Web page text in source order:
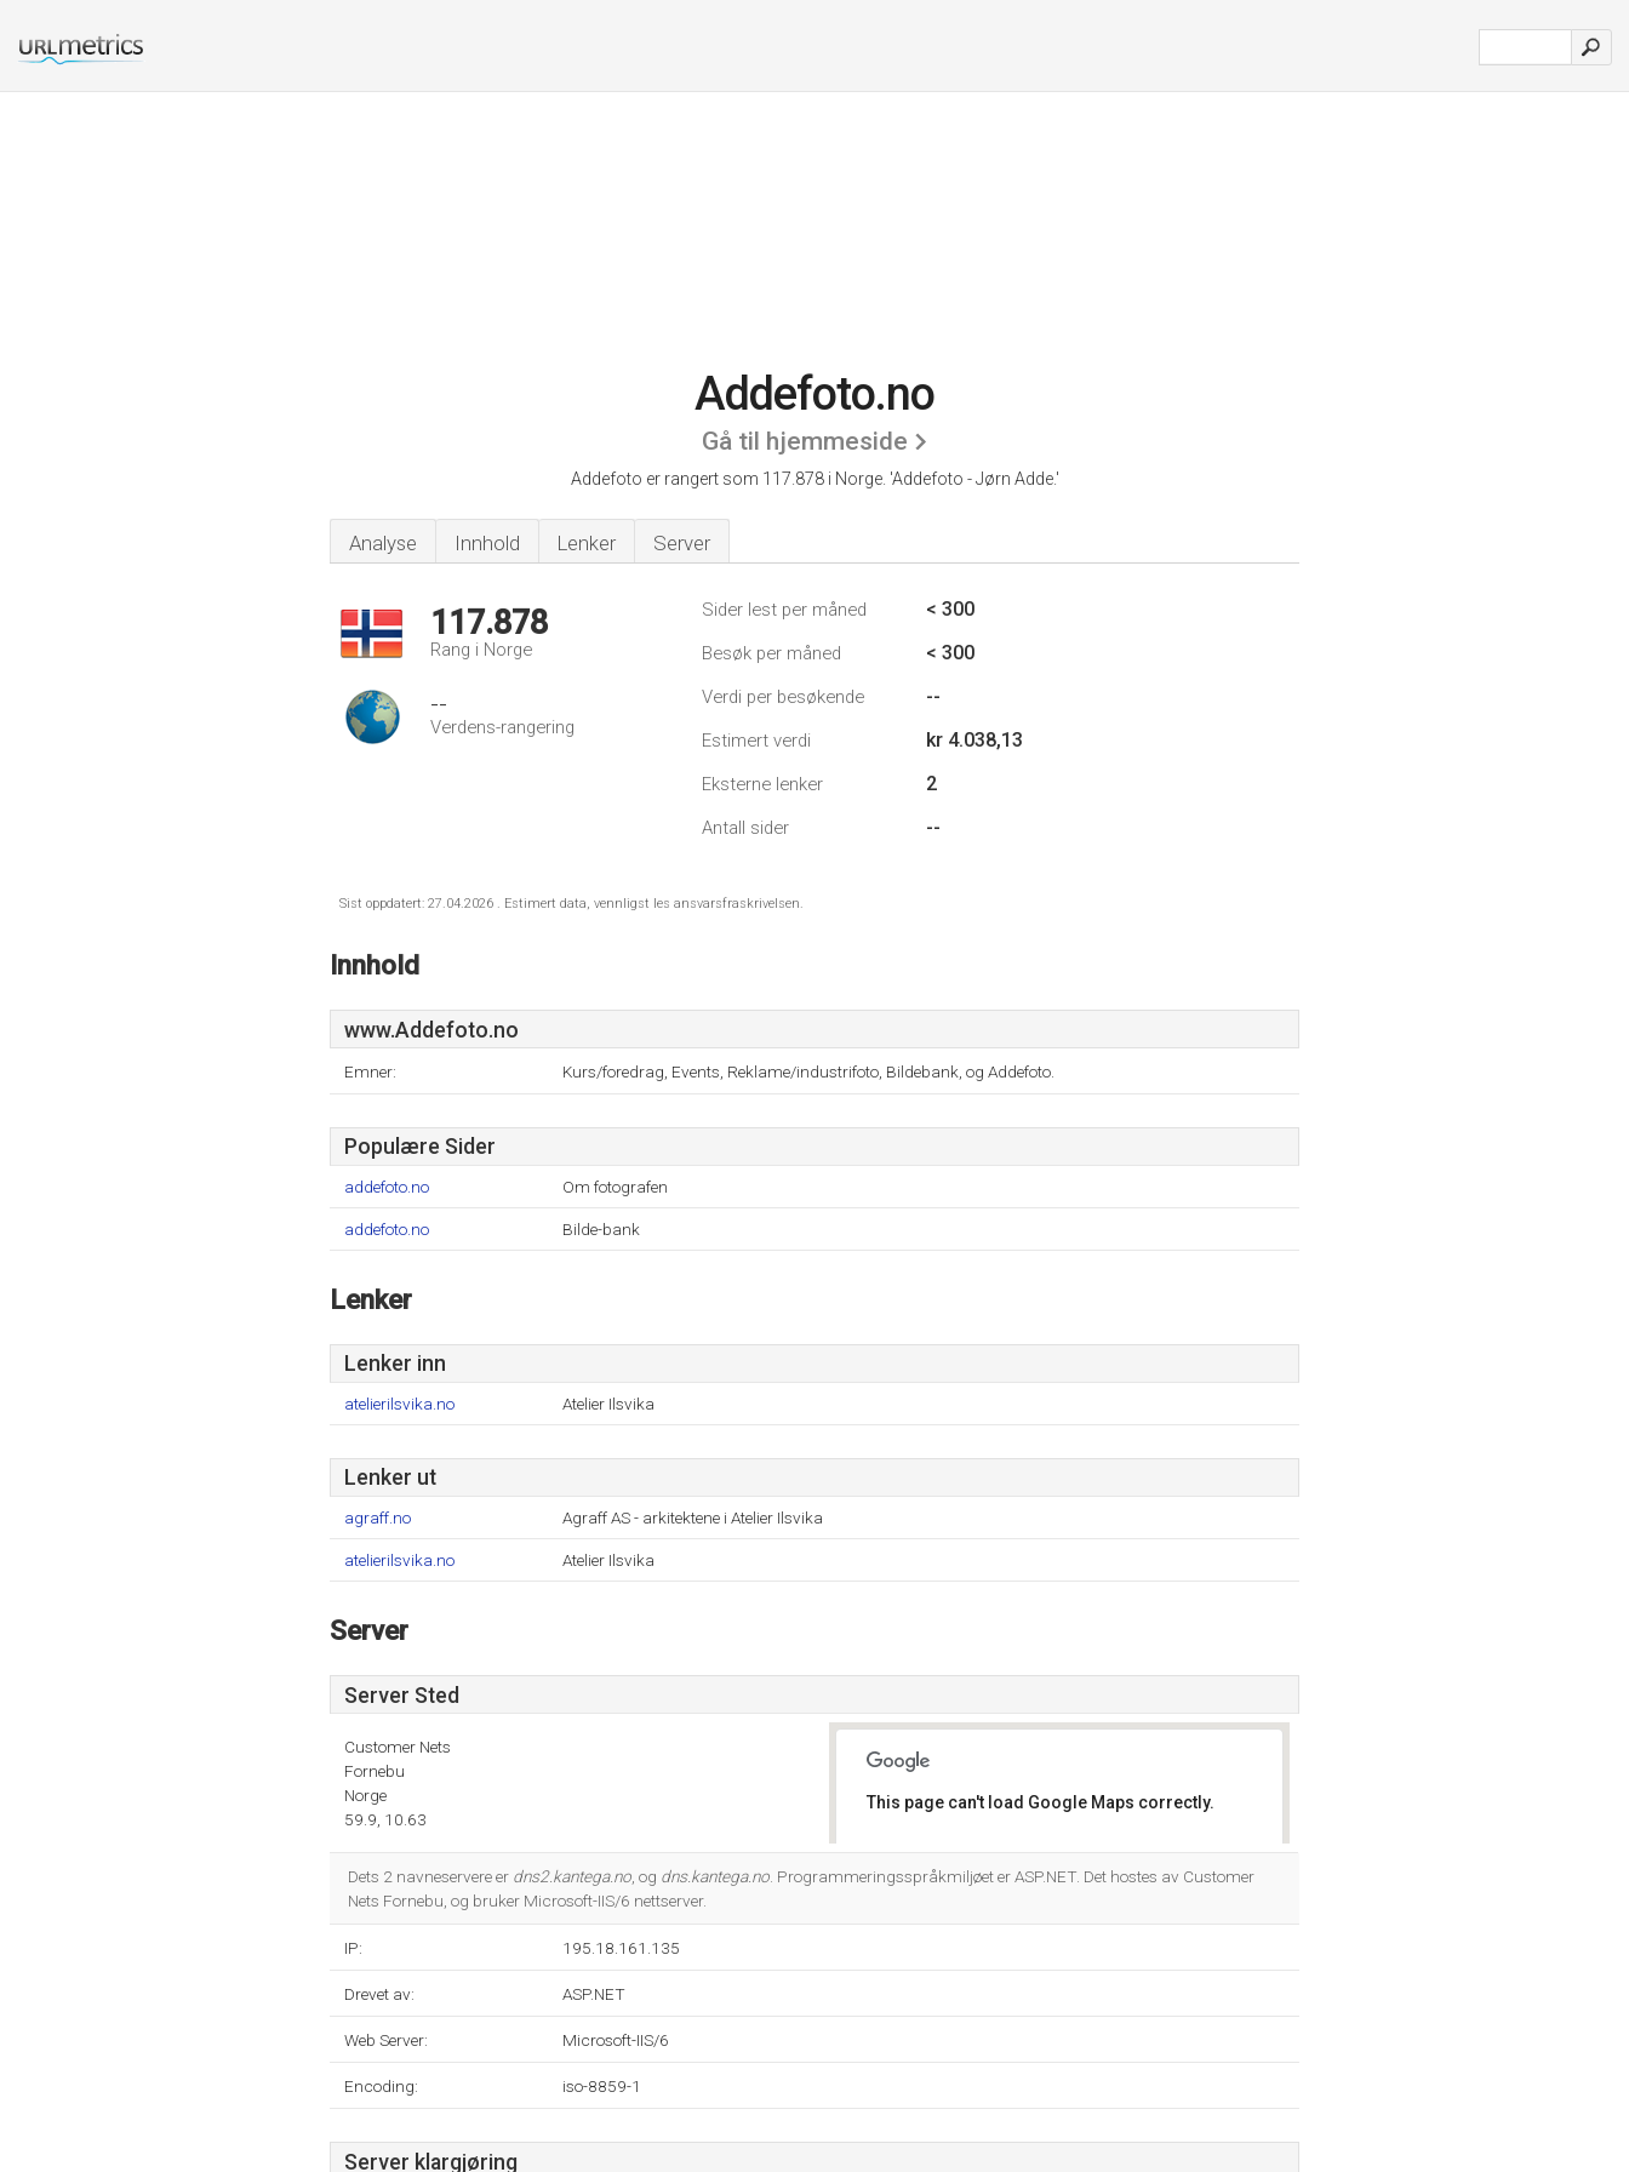
Addefoto.no
Gå til hjemmeside
Addefoto er rangert som 117.878 i Norge. 'Addefoto - Jørn Adde.'
Analyse Innhold Lenker Server
117.878
Rang i Norge
--
Verdens-rangering
Sider lest per måned < 300
Besøk per måned < 300
Verdi per besøkende --
Estimert verdi kr 4.038,13
Eksterne lenker 2
Antall sider --
Sist oppdatert: 27.04.2026 . Estimert data, vennligst les ansvarsfraskrivelsen.
Innhold
www.Addefoto.no
Emner: Kurs/foredrag, Events, Reklame/industrifoto, Bildebank, og Addefoto.
Populære Sider
addefoto.no Om fotografen
addefoto.no Bilde-bank
Lenker
Lenker inn
atelierilsvika.no Atelier Ilsvika
Lenker ut
agraff.no Agraff AS - arkitektene i Atelier Ilsvika
atelierilsvika.no Atelier Ilsvika
Server
Server Sted
Customer Nets
Fornebu
Norge
59.9, 10.63
This page can't load Google Maps correctly.
Do you own this website?
Dets 2 navneservere er dns2.kantega.no , og dns.kantega.no . Programmeringsspråkmiljøet er ASP.NET. Det hostes av Customer
Nets Fornebu, og bruker Microsoft-IIS/6 nettserver.
IP: 195.18.161.135
Drevet av: ASP.NET
Web Server: Microsoft-IIS/6
Encoding: iso-8859-1
Server klargjøring